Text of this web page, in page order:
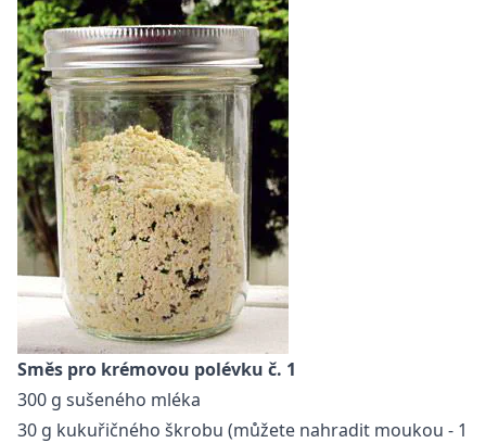
Směs pro krémovou polévku č. 1
300 g sušeného mléka
30 g kukuřičného škrobu (můžete nahradit moukou - 1